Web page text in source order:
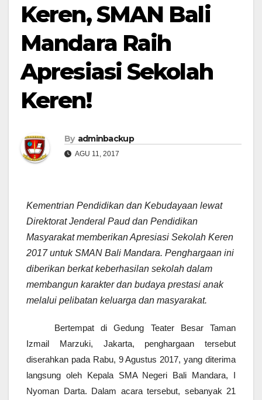
Keren, SMAN Bali
Mandara Raih
Apresiasi Sekolah
Keren!
By adminbackup
AGU 11, 2017
Kementrian Pendidikan dan Kebudayaan lewat
Direktorat Jenderal Paud dan Pendidikan
Masyarakat memberikan Apresiasi Sekolah Keren
2017 untuk SMAN Bali Mandara. Penghargaan ini
diberikan berkat keberhasilan sekolah dalam
membangun karakter dan budaya prestasi anak
melalui pelibatan keluarga dan masyarakat.
Bertempat di Gedung Teater Besar Taman
Izmail Marzuki, Jakarta, penghargaan tersebut
diserahkan pada Rabu, 9 Agustus 2017, yang diterima
langsung oleh Kepala SMA Negeri Bali Mandara, I
Nyoman Darta. Dalam acara tersebut, sebanyak 21